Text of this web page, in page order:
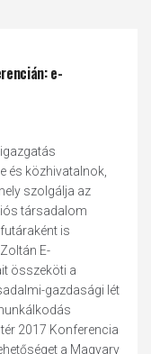
e-
és közhivatalnok,
szolgálja az
társadalom
is
E-
összeköti a
gazdasági lét
2017 Konferencia
a Magyary